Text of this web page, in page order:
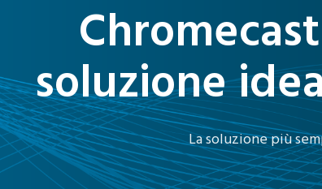
soluzione
La soluzione più